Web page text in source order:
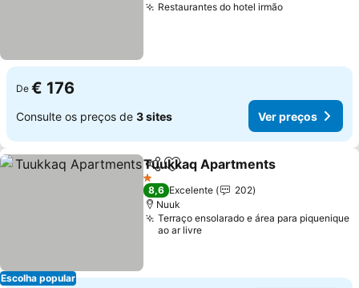
Restaurantes do hotel irmãoVer preços
De € 176
Consulte os preços de 3 sites Ver preços
Escolha popular
PartilharAdicionar aos favoritos
Tuukkaq Apartments
1 Estrelas
8,6 Excelente
202
Nuuk
Terraço ensolarado e área para piquenique
ao ar livre